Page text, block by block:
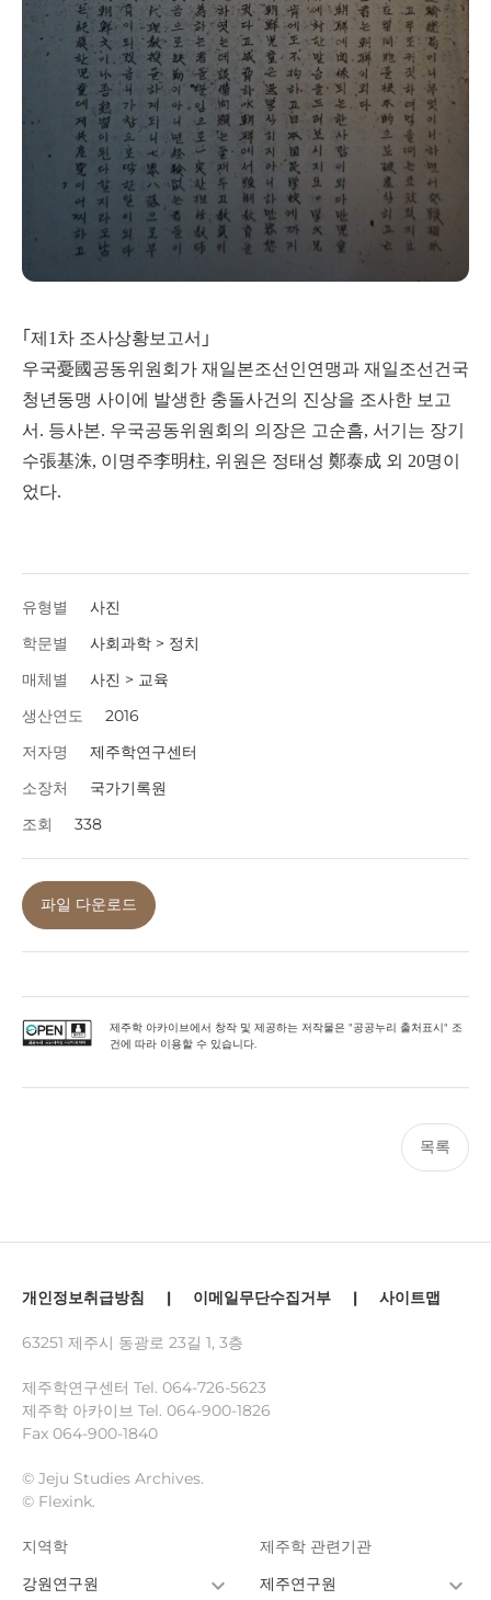
｢제1차 조사상황보고서｣
우국憂國공동위원회가 재일본조선인연맹과 재일조선건국
청년동맹 사이에 발생한 충돌사건의 진상을 조사한 보고
서. 등사본. 우국공동위원회의 의장은 고순흠, 서기는 장기
수張基洙, 이명주李明柱, 위원은 정태성 鄭泰成 외 20명이
었다.
유형별
사진
학문별
사회과학 > 정치
매체별
사진 > 교육
생산연도
2016
저자명
제주학연구센터
소장처
국가기록원
조회
338
파일 다운로드
제주학 아카이브에서 창작 및 제공하는 저작물은 "공공누리 출처표시" 조
건에 따라 이용할 수 있습니다.
목록
개인정보취급방침 | 이메일무단수집거부 | 사이트맵
63251 제주시 동광로 23길 1, 3층
제주학연구센터 Tel. 064-726-5623
제주학 아카이브 Tel. 064-900-1826
Fax 064-900-1840
© Jeju Studies Archives.
© Flexink.
지역학
강원연구원
제주학 관련기관
제주연구원